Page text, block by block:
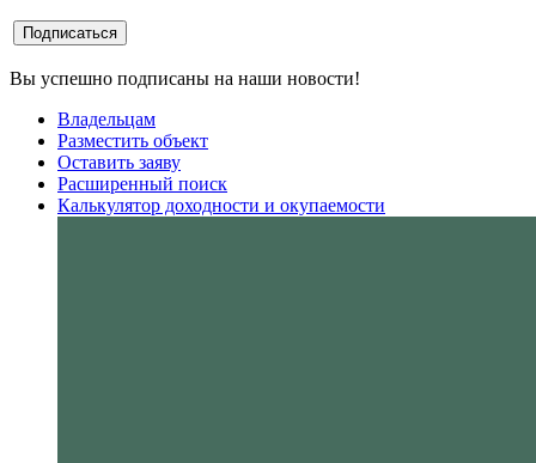
Вы успешно подписаны на наши новости!
Владельцам
Разместить объект
Оставить заяву
Расширенный поиск
Калькулятор доходности и окупаемости